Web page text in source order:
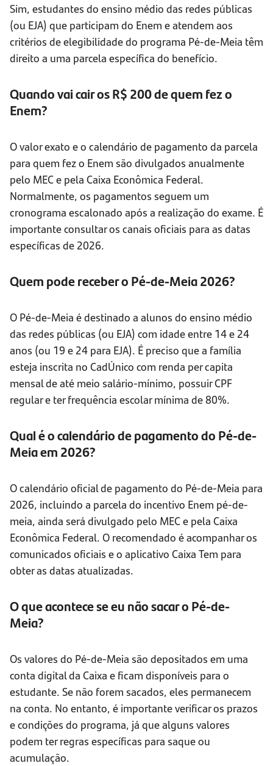
Sim, estudantes do ensino médio das redes públicas
(ou EJA) que participam do Enem e atendem aos
critérios de elegibilidade do programa Pé-de-Meia têm
direito a uma parcela específica do benefício.
Quando vai cair os R$ 200 de quem fez o
Enem?
O valor exato e o calendário de pagamento da parcela
para quem fez o Enem são divulgados anualmente
pelo MEC e pela Caixa Econômica Federal.
Normalmente, os pagamentos seguem um
cronograma escalonado após a realização do exame. É
importante consultar os canais oficiais para as datas
específicas de 2026.
Quem pode receber o Pé-de-Meia 2026?
O Pé-de-Meia é destinado a alunos do ensino médio
das redes públicas (ou EJA) com idade entre 14 e 24
anos (ou 19 e 24 para EJA). É preciso que a família
esteja inscrita no CadÚnico com renda per capita
mensal de até meio salário-mínimo, possuir CPF
regular e ter frequência escolar mínima de 80%.
Qual é o calendário de pagamento do Pé-de-
Meia em 2026?
O calendário oficial de pagamento do Pé-de-Meia para
2026, incluindo a parcela do incentivo Enem pé-de-
meia, ainda será divulgado pelo MEC e pela Caixa
Econômica Federal. O recomendado é acompanhar os
comunicados oficiais e o aplicativo Caixa Tem para
obter as datas atualizadas.
O que acontece se eu não sacar o Pé-de-
Meia?
Os valores do Pé-de-Meia são depositados em uma
conta digital da Caixa e ficam disponíveis para o
estudante. Se não forem sacados, eles permanecem
na conta. No entanto, é importante verificar os prazos
e condições do programa, já que alguns valores
podem ter regras específicas para saque ou
acumulação.